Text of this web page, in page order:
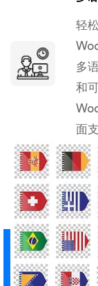
轻
多
和
面